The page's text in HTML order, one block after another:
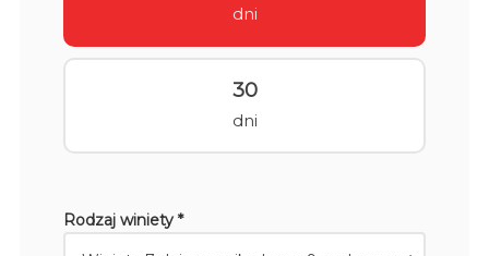
dni
30
dni
Rodzaj winiety *